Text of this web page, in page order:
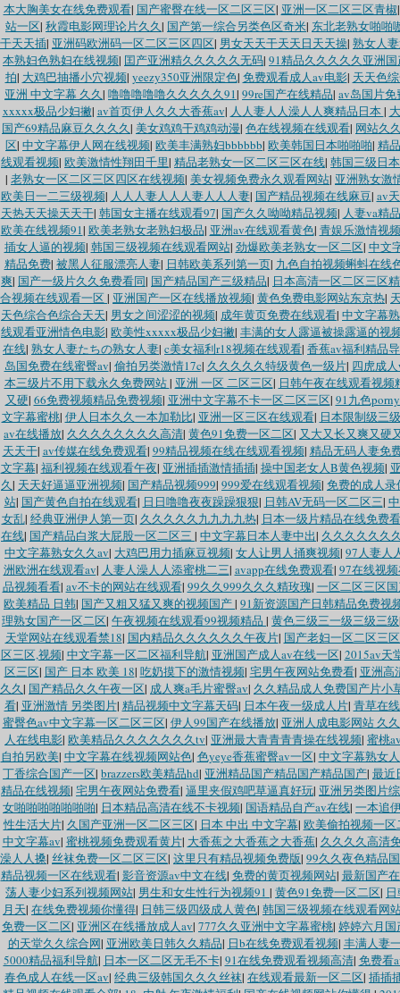
本大胸美女在线免费观看| 国产蜜臀在线一区二区三区| 亚洲一区二区三区青椒
站一区| 秋霞电影网理论片久久| 国产第一综合另类色区奇米| 东北老熟女啪啪
干天天插| 亚洲码欧洲码一区二区三区四区| 男女天天干天天日天天操| 熟女人
本熟妇色熟妇在线视频| 囯产亚洲精久久久久久无码| 91精品久久久久久亚洲国
拍| 大鸡巴抽播小穴视频| yeezy350亚洲限定色| 免费观看成人av电影| 天天色
亚洲 中文字幕 久久| 噜噜噜噜噜久久久久久91| 99re国产在线精品| av岛国片
xxxxx极品少妇撇| av首页伊人久久大香蕉av| 人人妻人人澡人人爽精品日本|
国产69精品麻豆久久久久| 美女鸡鸡干鸡鸡动漫| 色在线视频在线观看| 网站久
区| 中文字幕伊人网在线视频| 欧美丰满熟妇bbbbbb| 欧美韩国日本啪啪啪| 精
线观看视频| 欧美激情性翔田千里| 精品老熟女一区二区三区在线| 韩国三级日
| 老熟女一区二区三区四区在线视频| 美女视频免费永久观看网站| 亚洲熟女激
欧美日一二三级视频| 人人人妻人人人妻人人人妻| 国产精品视频在线麻豆| av
天热天天操天天干| 韩国女主播在线观看97| 国产久久呦呦精品视频| 人妻va精
欧美在线视频91| 欧美老熟女老熟妇极品| 亚洲av在线观看黄色| 青娱乐激情视
插女人逼的视频| 韩国三级视频在线观看网站| 劲爆欧美老熟女一区二区| 中文
精品免费| 被黑人征服漂亮人妻| 日韩欧美系列第一页| 九色自拍视频蝌蚪在线
爽| 国产一级片久久免费看同| 国产精品国产三级精品| 日本高清一区二区三区
合视频在线观看一区| 亚洲国产一区在线播放视频| 黄色免费电影网站东京热|
天色综合色综合天天| 男女之间涩涩的视频| 成年黄页免费在线观看| 中文字幕
线观看亚洲情色电影| 欧美性xxxxx极品少妇撇| 丰满的女人露逼被操露逼的视
在线| 熟女人妻たちの熟女人妻| c美女福利r18视频在线观看| 香蕉av福利精品
岛国免费在线蜜臀av| 偷拍另类激情17c| 久久久久久特级黄色一级片| 四虎成
本三级片不用下载永久免费网站| 亚洲 一区 二区三区| 日韩午夜在线观看视频
又硬| 66免费视频精品免费视频| 亚洲中文字幕不卡一区二区三区| 91九色
文字幕蜜桃| 伊人日本久久一本加勒比| 亚洲一区三区在线观看| 日本限制级三
av在线播放| 久久久久久久久久高清| 黄色91免费一区二区| 又大又长又爽又硬
天天干| av传媒在线免费观看| 99精品视频在线在线观看视频| 精品无码人妻免
文字幕| 福利视频在线观看午夜| 亚洲插插激情插插| 操中国老女人B黄色视频|
久| 天天好逼逼亚洲视频| 国产精品视频999| 999爱在线观看视频| 免费的成人
站| 国产黄色自拍在线观看| 日日噜噜夜夜躁躁狠狠| 日韩AV无码一区二区三|
女乱| 经典亚洲伊人第一页| 久久久久久九九九九热| 日本一级片精品在线免费看
在线| 国产精品白浆大屁股一区二区三 | 中文字幕日本人妻中出| 久久久久久久
中文字幕熟女久久av| 大鸡巴用力插麻豆视频| 女人让男人捅爽视频| 97人妻人
洲欧洲在线观看av| 人妻人澡人人添蜜桃二三| avapp在线免费观看| 97在线视
品视频看看| av不卡的网站在线观看| 99久久999久久久精玫瑰| 一区二区三区
欧美精品 日韩| 国产又粗又猛又爽的视频国产| 91新资源国产日韩精品免费视
理熟女国产一区二区| 午夜视频在线观看99视频精品 | 黄色三级三一级三级三级
天堂网站在线观看禁18| 国内精品久久久久久久午夜片| 国产老妇一区二区三
区三区,视频| 中文字幕一区二区福利导航| 亚洲国产成人av在线一区| 2015av天
区三区| 国产 日本 欧美 18| 吃奶摸下的激情视频| 宅男午夜网站免费看| 亚洲高
久久| 国产精品久久午夜一区| 成人爽a毛片蜜臀av| 久久精品成人免费国产片小
看| 亚洲激情 另类图片| 精品视频中文字幕天码| 日本午夜一级成人片| 青草在
蜜臀色av中文字幕一区二区三区| 伊人99国产在线播放| 亚洲人成电影网站 久
人在线电影| 欧美精品久久久久久久久tv| 亚洲最大青青青青操在线视频| 蜜桃
自拍另欧美| 中文字幕在线视频网站色| 色yeye香蕉蜜臀av一区| 中文字幕熟女
丁香综合国产一区| brazzers欧美精品hd| 亚洲精品国产精品国产精品国产| 最近
精品在线视频| 宅男午夜网站免费看| 逼里夹假鸡吧草逼真好玩| 亚洲另类图片
女啪啪啪啪啪啪啪| 日本精品高清在线不卡视频| 国语精品自产av在线| 一本追
性生活大片| 久国产亚洲一区二区三区| 日本 中出 中文字幕| 欧美偷拍视频一区
中文字幕av| 蜜桃视频免费观看黄片| 大香蕉之大香蕉之大香蕉| 久久久久高清
澡人人搡| 丝袜免费一区二区三区| 这里只有精品视频免费版| 99久久夜色精品
精品视频一区在线观看| 影音资源av中文在线| 免费的黄页视频网站| 最新国产
荡人妻少妇系列视频网站| 男生和女生性行为视频91 | 黄色91免费一区二区|
月天| 在线免费视频你懂得| 日韩三级四级成人黄色| 韩国三级视频在线观看网
免费一区二区| 亚洲区在线播放成人av| 777久久亚洲中文字幕蜜桃| 婷婷六月
的天堂久久综合网| 亚洲欧美日韩久久精品| 日b在线免费观看视频| 丰满人妻
5000精品福利导航| 日本一区二区无毛不卡| 91在线免费观看视频高清| 免费看
春色成人在线一区av| 经典三级韩国久久久丝袜| 在线观看最新一区二区| 插插